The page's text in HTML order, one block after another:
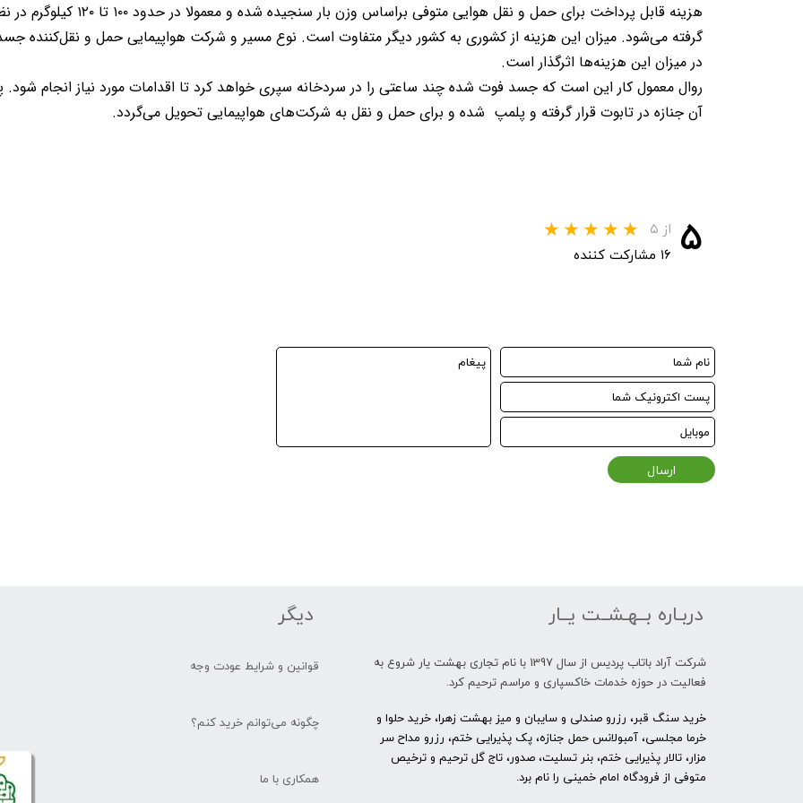
هزینه قابل پرداخت برای حمل‌ و نقل هوایی متوفی براساس وزن بار سنجیده شده و معمولا در حدود ۱۰۰ تا ۱۲۰ کیلوگرم در
گرفته می‌شود. میزان این هزینه از کشوری به کشور دیگر متفاوت است. نوع مسیر و شرکت هواپیمایی حمل و نقل‌کننده
در میزان این هزینه‌ها اثرگذار است.
روال معمول کار این است که جسد فوت شده چند ساعتی را در سردخانه سپری خواهد کرد تا اقدامات مورد نیاز انجام
آن جنازه در تابوت قرار گرفته و پلمپ شده و برای حمل‌ و نقل به شرکت‌های هواپیمایی تحویل می‌گردد.
۵ از ۵
۱۶ مشارکت کننده
ارسال
دیگر
قوانین و شرایط عودت وجه
چگونه می‌توانم خرید کنم؟
همکاری با ما
دربـاره بــهـشــت یــار
شرکت آراد باتاب پردیس از سال 1397 با نام تجاری بهشت یار شروع به
فعالیت در حوزه خدمات خاکسپاری و مراسم ترحیم کرد.
خرید سنگ قبر، رزرو صندلی و سایبان و میز بهشت زهرا، خرید حلوا و
خرما مجلسی، آمبولانس حمل جنازه، پک پذیرایی ختم، رزرو مداح سر
مزار، تالار پذیرایی ختم، بنر تسلیت، صدور، تاج گل ترحیم و ترخیص
متوفی از فرودگاه امام خمینی را نام برد.